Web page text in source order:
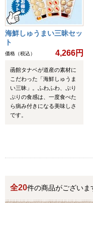
海鮮しゅうまい三昧セッ
ト
価格（税込） 4,266円
函館タナベが道産の素材に
こだわった「海鮮しゅうま
い三昧」。ふわふわ、ぷり
ぷりの食感は、一度食べた
ら病み付きになる美味しさ
です。
全20件の商品がございま